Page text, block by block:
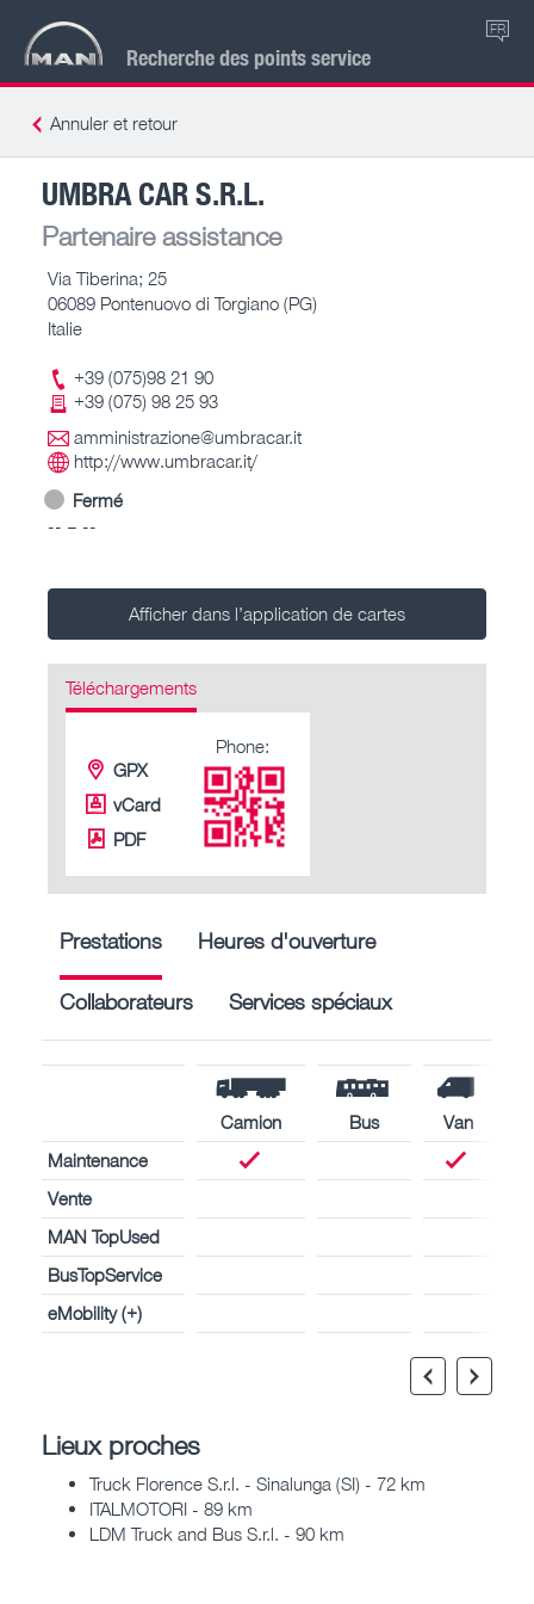
Recherche des points service
FR
Annuler et retour
UMBRA CAR S.R.L.
Partenaire assistance
Via Tiberina; 25
06089 Pontenuovo di Torgiano (PG)
Italie
+39 (075)98 21 90
+39 (075) 98 25 93
amministrazione@umbracar.it
http://www.umbracar.it/
Fermé
-- – --
Afficher dans l’application de cartes
Téléchargements
GPX
vCard
PDF
Phone:
Prestations Heures d'ouverture
Collaborateurs Services spéciaux
Camion Bus
Van
Maintenance
Vente
MAN TopUsed
BusTopService
eMobility (+)
Lieux proches
Truck Florence S.r.l. - Sinalunga (SI) - 72 km
ITALMOTORI - 89 km
LDM Truck and Bus S.r.l. - 90 km